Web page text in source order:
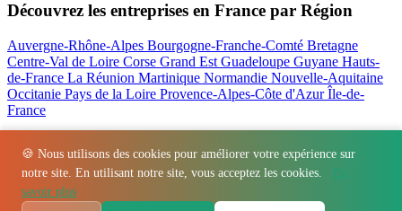
🍪 Nous utilisons des cookies pour améliorer votre expérience sur
notre site. En utilisant notre site, vous acceptez les cookies.
En
savoir plus
Découvrez les entreprises en France par Région
Auvergne-Rhône-Alpes Bourgogne-Franche-Comté Bretagne
Centre-Val de Loire Corse Grand Est Guadeloupe Guyane Hauts-
de-France La Réunion Martinique Normandie Nouvelle-Aquitaine
Occitanie Pays de la Loire Provence-Alpes-Côte d'AzurÎle-de-
France
Nos actualités les plus consultées
Régions - Départements - Villes - Entreprises - Marques Contact
Espace presse